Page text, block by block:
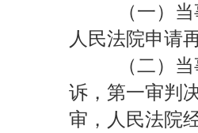
（一）当事
人民法院申请
（二）当事
诉，第一审判
审，人民法院